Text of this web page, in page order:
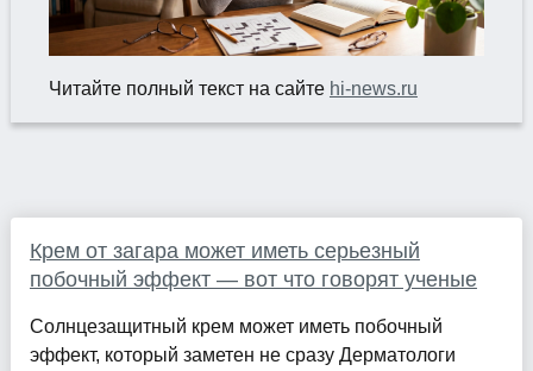
Читайте полный текст на сайте hi-news.ru
Крем от загара может иметь серьезный
побочный эффект — вот что говорят ученые
Солнцезащитный крем может иметь побочный
эффект, который заметен не сразу Дерматологи